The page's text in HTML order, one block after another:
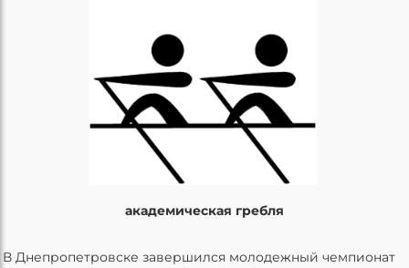
академическая гребля
В Днепропетровске завершился молодежный чемпионат